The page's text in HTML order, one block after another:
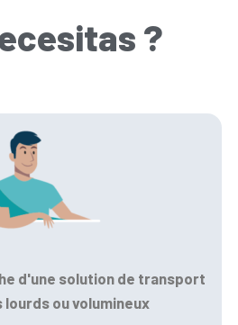
?
d'une solution de transport
ou volumineux